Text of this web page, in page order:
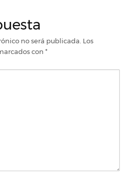
no será publicada. Los
con *